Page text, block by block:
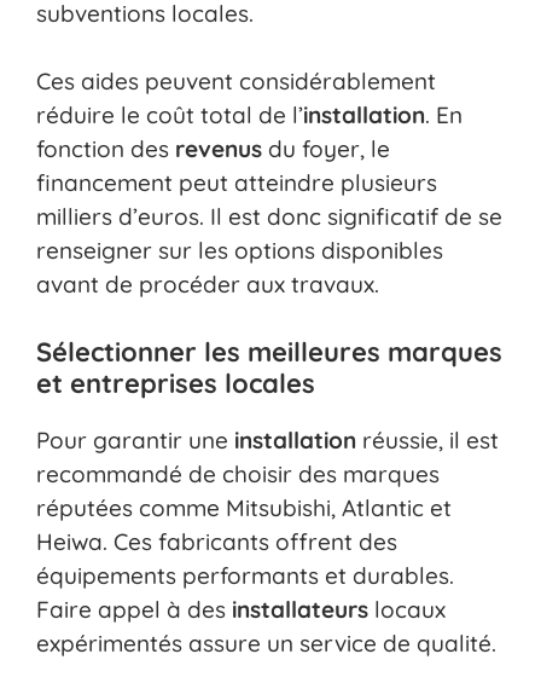
subventions locales.
Ces aides peuvent considérablement
réduire le coût total de l’installation. En
fonction des revenus du foyer, le
financement peut atteindre plusieurs
milliers d’euros. Il est donc significatif de se
renseigner sur les options disponibles
avant de procéder aux travaux.
Sélectionner les meilleures marques
et entreprises locales
Pour garantir une installation réussie, il est
recommandé de choisir des marques
réputées comme Mitsubishi, Atlantic et
Heiwa. Ces fabricants offrent des
équipements performants et durables.
Faire appel à des installateurs locaux
expérimentés assure un service de qualité.